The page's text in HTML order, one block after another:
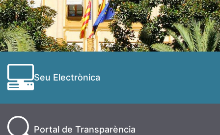
Seu Electrònica
Portal de Transparència